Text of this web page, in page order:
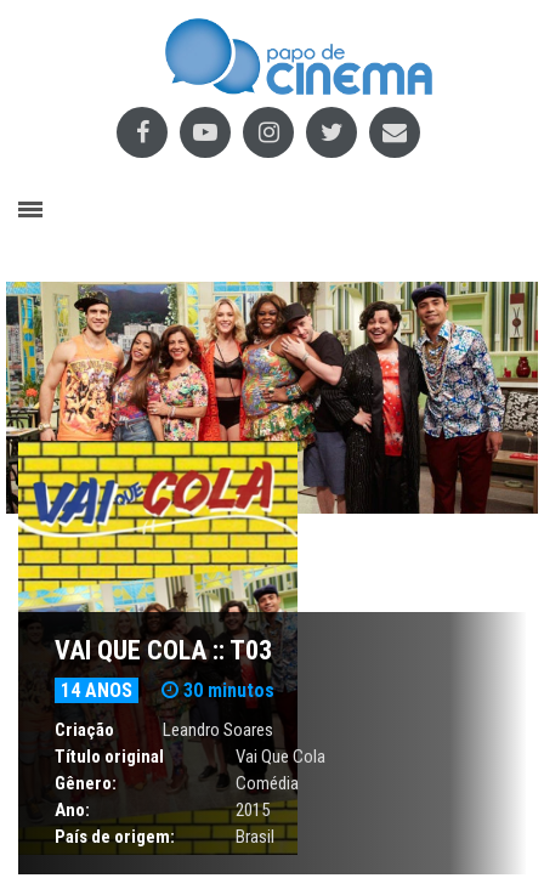
VAI QUE COLA :: T03
14 ANOS 30 minutos
Criação
Leandro Soares
Título original
Vai Que Cola
Gênero:
Comédia
Ano:
2015
País de origem:
Brasil